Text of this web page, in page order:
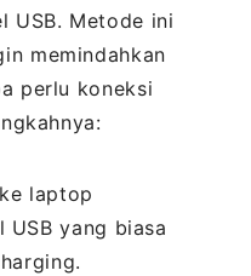
USB. Metode ini
memindahkan
perlu koneksi
laptop
USB yang biasa